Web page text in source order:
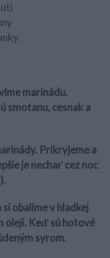
marinádu.
smotanu, cesnak a
Prikryjeme a
je nechať cez noc
obalíme v hladkej
oleji. Keď sú hotové
syrom.